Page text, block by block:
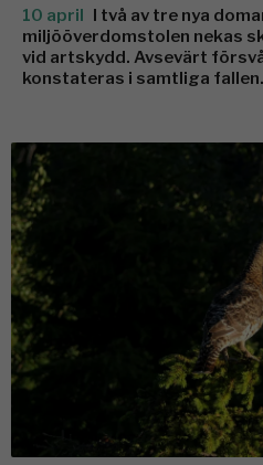
10 april I två av tre nya
miljööverdomstolen nekas
vid artskydd. Avsevärt
konstateras i samtliga fallen.